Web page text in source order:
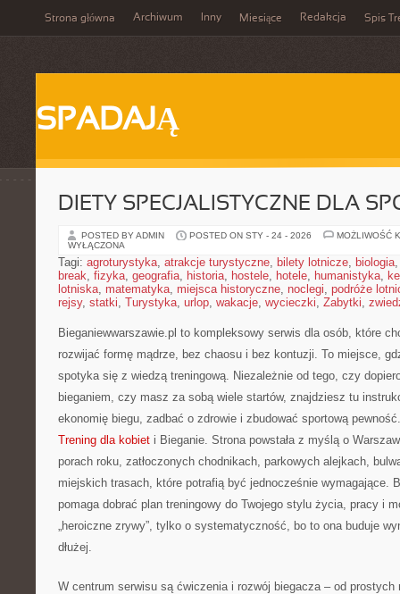
Strona główna Archiwum Inny Miesiące Redakcja Spis
SPADAJĄ
DIETY SPECJALISTYCZNE DLA
POSTED BY ADMIN POSTED ON STY - 24 - 2026
MOŻLIWOŚĆ
WYŁĄCZONA
Tagi: agroturystyka, atrakcje turystyczne, bilety lotnicze, biologia
break, fizyka, geografia, historia, hostele, hotele, humanistyka,
lotniska, matematyka, miejsca historyczne, noclegi, podróże
rejsy, statki, Turystyka, urlop, wakacje, wycieczki, Zabytki,
Bieganiewwarszawie.pl to kompleksowy serwis dla osób, które
rozwijać formę mądrze, bez chaosu i bez kontuzji. To miejsce,
spotyka się z wiedzą treningową. Niezależnie od tego, czy
bieganiem, czy masz za sobą wiele startów, znajdziesz tu
ekonomię biegu, zadbać o zdrowie i zbudować sportową
Trening dla kobiet i Bieganie. Strona powstała z myślą o
porach roku, zatłoczonych chodnikach, parkowych alejkach,
miejskich trasach, które potrafią być jednocześnie wymagające.
pomaga dobrać plan treningowy do Twojego stylu życia, pracy i
„heroiczne zrywy”, tylko o systematyczność, bo to ona buduje
dłużej.
W centrum serwisu są ćwiczenia i rozwój biegacza – od